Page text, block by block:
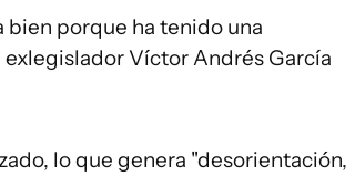
bien porque ha tenido una
exlegislador Víctor Andrés García
lo que genera "desorientación,